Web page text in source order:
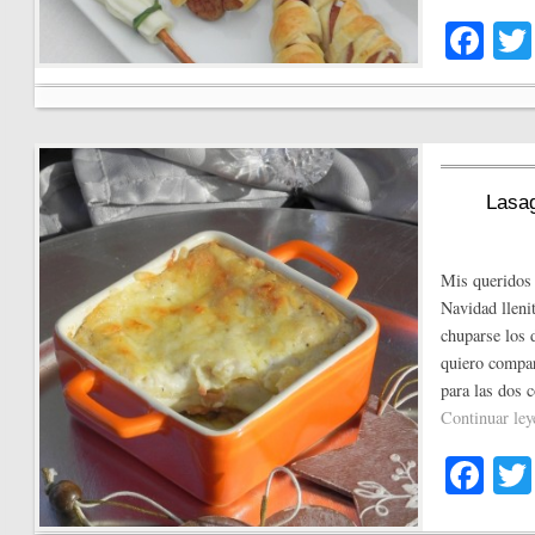
Fa
ce
bo
ok
Mis queridos
Navidad
chuparse los
quiero
para las dos
Continuar
Fa